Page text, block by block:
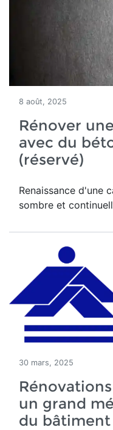
8 août, 2025
Rénover
avec du
(réservé)
Renaissance d'une
sombre et
30 mars, 2025
un grand
du bâtiment